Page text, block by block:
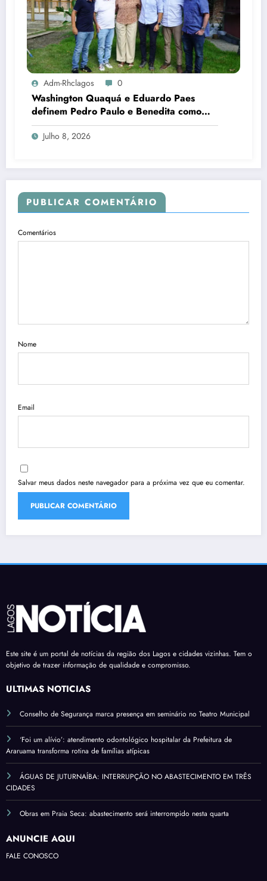
Adm-Rhclagos 0
Washington Quaquá e Eduardo Paes
definem Pedro Paulo e Benedita como
candidatos ao Senado no Rio
Julho 8, 2026
PUBLICAR COMENTÁRIO
Comentários
Nome
Email
Salvar meus dados neste navegador para a próxima vez que eu comentar.
Este site é um portal de notícias da região dos Lagos e cidades vizinhas. Tem o
objetivo de trazer informação de qualidade e compromisso.
ÚLTIMAS NOTÍCIAS
Conselho de Segurança marca presença em seminário no Teatro Municipal
‘Foi um alívio’: atendimento odontológico hospitalar da Prefeitura de
Araruama transforma rotina de famílias atípicas
ÁGUAS DE JUTURNAÍBA: INTERRUPÇÃO NO ABASTECIMENTO EM TRÊS
CIDADES
Obras em Praia Seca: abastecimento será interrompido nesta quarta
ANUNCIE AQUI
FALE CONOSCO